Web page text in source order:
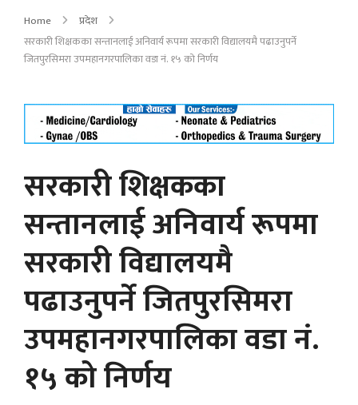
Home
प्रदेश
सरकारी शिक्षकका सन्तानलाई अनिवार्य रूपमा सरकारी विद्यालयमै पढाउनुपर्ने
जितपुरसिमरा उपमहानगरपालिका वडा नं. १५ को निर्णय
सरकारी शिक्षकका
सन्तानलाई अनिवार्य रूपमा
सरकारी विद्यालयमै
पढाउनुपर्ने जितपुरसिमरा
उपमहानगरपालिका वडा नं.
१५ को निर्णय